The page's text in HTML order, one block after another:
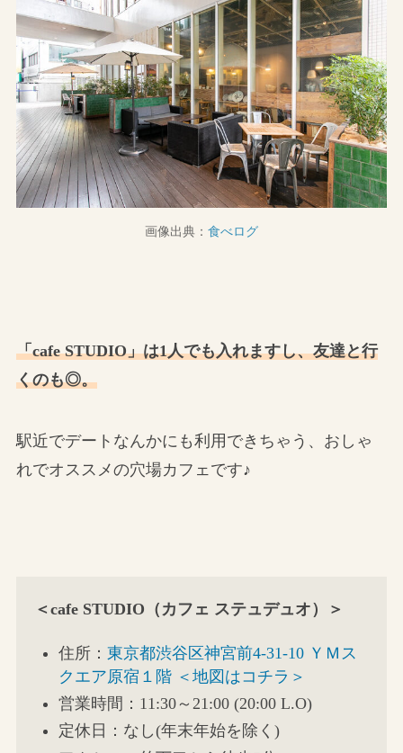
画像出典： 食べログ
「cafe STUDIO」は1人でも入れますし、友達と行
くのも◎。
駅近でデートなんかにも利用できちゃう、おしゃ
れでオススメの穴場カフェです♪
＜cafe STUDIO（カフェ ステュデュオ）＞
住所： 東京都渋谷区神宮前4-31-10 ＹＭス
クエア原宿１階 ＜地図はコチラ＞
営業時間：11:30～21:00 (20:00 L.O)
定休日：なし(年末年始を除く)